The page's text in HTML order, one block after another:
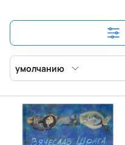
умолчанию